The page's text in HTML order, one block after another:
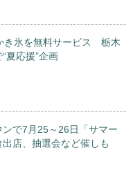
き氷を無料サービス 栃木
夏応援”企画
で7月25～26日「サマー
店、抽選会など催しも